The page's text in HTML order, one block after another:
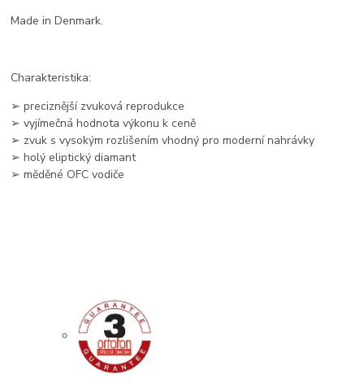
Made in Denmark.
Charakteristika:
➢ preciznější zvuková reprodukce
➢ vyjímečná hodnota výkonu k ceně
➢ zvuk s vysokým rozlišením vhodný pro moderní nahrávky
➢ holý eliptický diamant
➢ měděné OFC vodiče